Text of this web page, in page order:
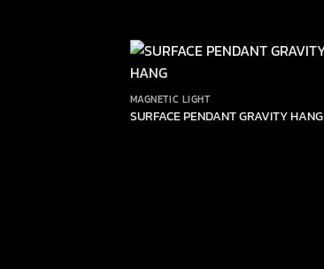
MAGNETIC LIGHT
SURFACE PENDANT GRAVITY HANG